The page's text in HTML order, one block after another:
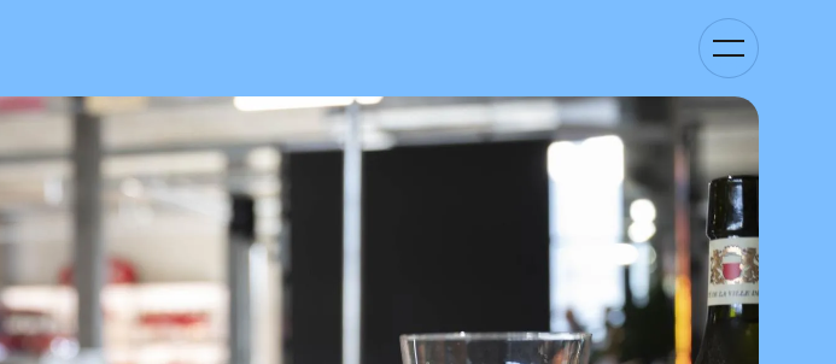
Basculer
la
navigation